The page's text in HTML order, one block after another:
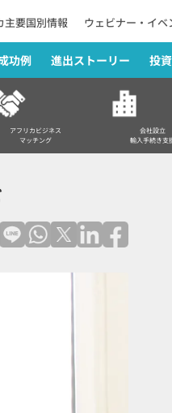
主要国別情報 ウェビナー・イベ
功例 進出ストーリー 投
アフリカビジネス
マッチング
会社設立
輸入手続き支